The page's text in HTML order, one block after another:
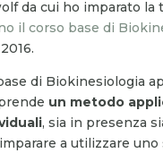
da cui ho imparato la
il corso base di
di Biokinesiologia
un metodo
, sia in presenza
a utilizzare